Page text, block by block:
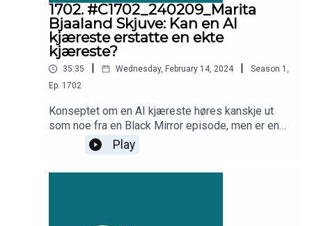
1702. #C1702_240209_Marita
Bjaaland Skjuve: Kan en AI
kjæreste erstatte en ekte
kjæreste?
35:35 Wednesday, February 14, 2024 Season 1 ,
Ep. 1702
Konseptet om en AI kjæreste høres kanskje ut
som noe fra en Black Mirror episode, men er en
tjeneste som har blitt stadig mer populær. I denne
episoden hører du om historier, fordeler, ulemper
og mer. Forsker Marita Skjuve fra Sintef snakker
Play